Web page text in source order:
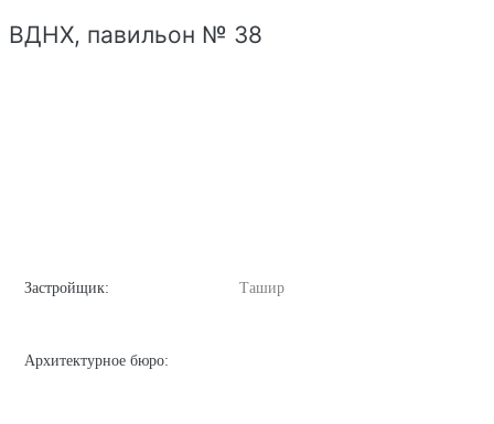
ВДНХ, павильон № 38
Застройщик: Ташир
Архитектурное бюро: